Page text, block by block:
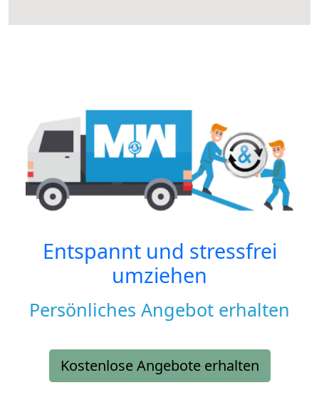
Entspannt und stressfrei
umziehen
Persönliches Angebot erhalten
Kostenlose Angebote erhalten